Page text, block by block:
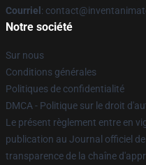
Courriel :
Notre société
Sur nous
Conditions générales
Politiques de confidentialité
DMCA - Politique sur le droit
Le présent règlement entre en
publication au Journal officiel
transparence de la chaîne